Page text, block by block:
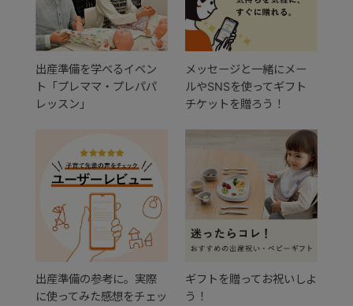
出産準備を学べるイベン
ト「プレママ・プレパパ
レッスン」
メッセージと一緒にメー
ルやSNSを使ってギフト
チケットを贈ろう！
出産準備の参考に。実際
に使ってみた感想をチェッ
ギフトを贈ってお祝いしよ
う！